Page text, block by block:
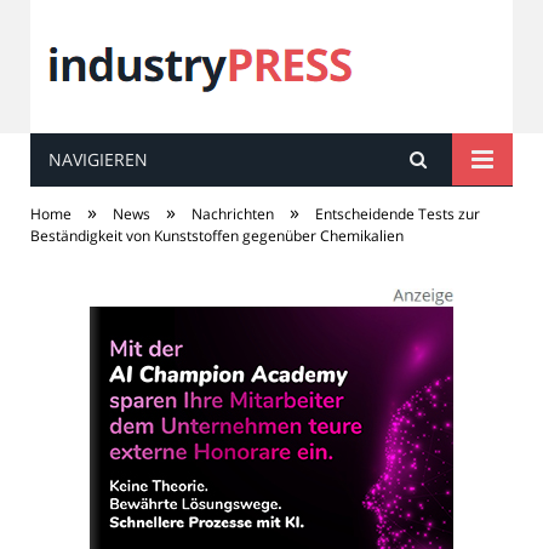
industryPRESS
NAVIGIEREN
Home » News » Nachrichten »
Entscheidende Tests zur
Beständigkeit von Kunststoffen gegenüber Chemikalien